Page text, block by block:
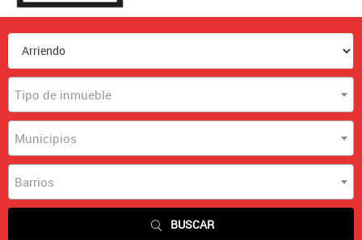
Tipo de inmueble
Municipios
Barrios
BUSCAR